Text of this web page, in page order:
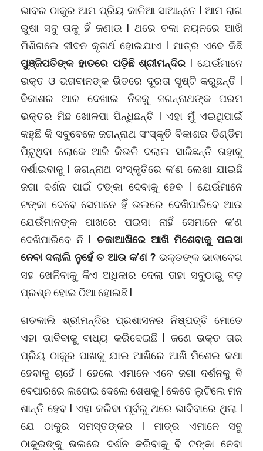
ଭାବର ଠାକୁର ଆମ ପ୍ରିୟ କାଳିଆ ସାଆନ୍ତେ l ଆମ ରାଗ
ରୁଷା ସବୁ ତାକୁ ହିଁ ଜଣାଉ l ଥରେ ଚକା ନୟନରେ ଆଖି
ମିଶିଗଲେ ଜୀବନ କୃତାର୍ଥ ହୋଇଯାଏ l ମାତ୍ର ଏବେ କିଛି
ପୁଞ୍ଜିପତିଙ୍କ ହାତରେ ପଡ଼ିଛି ଶ୍ରୀମନ୍ଦିର l ଯେଉଁମାନେ
ଭକ୍ତ ଓ ଭଗବାନଙ୍କ ଭିତରେ ଦୂରତା ସୃଷ୍ଟି କରୁଛନ୍ତି l
ବିକାଶର ଆଳ ଦେଖାଇ ନିଜକୁ ଜଗନ୍ନାଥଙ୍କ ପରମ
ଭକ୍ତର ମିଛ ଖୋଳପା ପିନ୍ଧିଛନ୍ତି l ଏହା ମୁଁ ଏଇଥିପାଇଁ
କହୁଛି କି ସବୁବେଳେ ଜଗନ୍ନାଥ ସଂସ୍କୃତି ବିକାଶର ଡିଣ୍ଡିମ
ପିଟୁଥିବା ଲୋକେ ଆଜି କିଭଳି ଦଲାଲ ସାଜିଛନ୍ତି ତାହାକୁ
ଦର୍ଶାଇବାକୁ l ଜଗନ୍ନାଥ ସଂସ୍କୃତିରେ କ’ଣ ଲେଖା ଯାଇଛି
ଜଗା ଦର୍ଶନ ପାଇଁ ଟଙ୍କା ଦେବାକୁ ହେବ l ଯେଉଁମାନେ
ଟଙ୍କା ଦେବେ ସେମାନେ ହିଁ ଭଲରେ ଦେଖିପାରିବେ ଆଉ
ଯେଉଁମାନଙ୍କ ପାଖରେ ପଇସା ନାହିଁ ସେମାନେ କ’ଣ
ଦେଖିପାରିବେ ନି l ଚକାଆଖିରେ ଆଖି ମିଶେବାକୁ ପଇସା
ନେବା ଦଲାଲି ନୁହେଁ ତ ଆଉ କ’ଣ ? ଭକ୍ତଙ୍କ ଭାବାବେଗ
ସହ ଖେଳିବାକୁ କିଏ ଅଧିକାର ଦେଲା ତାହା ସବୁଠାରୁ ବଡ଼
ପ୍ରଶ୍ନ ହୋଇ ଠିଆ ହୋଇଛି l
ଗତକାଲି ଶ୍ରୀମନ୍ଦିର ପ୍ରଶାସନର ନିଷ୍ପତ୍ତି ମୋତେ
ଏହା ଭାବିବାକୁ ବାଧ୍ୟ କରିଦେଇଛି l ଜଣେ ଭକ୍ତ ତାର
ପ୍ରିୟ ଠାକୁର ପାଖକୁ ଯାଇ ଆଖିରେ ଆଖି ମିଶେଇ କଥା
ହେବାକୁ ଚାହେଁ l ହେଲେ ଏମାନେ ଏବେ ଜଗା ଦର୍ଶନକୁ ବି
ବେପାରରେ ଲଗେଇ ଦେଲେ ଶେଷକୁ l କେତେ ଲୁଟିଲେ ମନ
ଶାନ୍ତି ହେବ l ଏହା କରିବା ପୂର୍ବରୁ ଥରେ ଭାବିବାରେ ଥିଲା l
ଯେ ଠାକୁର ସମସ୍ତଙ୍କର l ମାତ୍ର ଏମାନେ ସବୁ
ଠାକୁରଙ୍କୁ ଭଲରେ ଦର୍ଶନ କରିବାକୁ ବି ଟଙ୍କା ନେବା